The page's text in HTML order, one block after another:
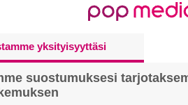
yhtyeet rynnivät
punk alkoi hiipumaan, ja rock-
punkin ja AC/DC:n
yksityisyyttäsi
suostumuksesi